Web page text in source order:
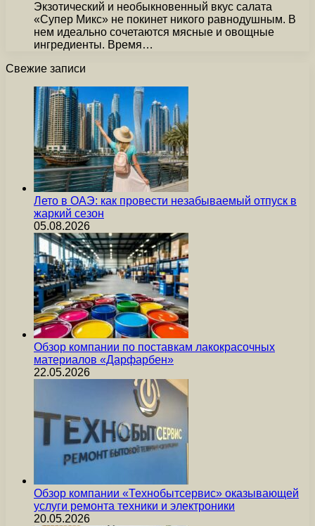
Экзотический и необыкновенный вкус салата
«Супер Микс» не покинет никого равнодушным. В
нем идеально сочетаются мясные и овощные
ингредиенты. Время…
Свежие записи
Лето в ОАЭ: как провести незабываемый отпуск в
жаркий сезон
05.08.2026
Обзор компании по поставкам лакокрасочных
материалов «Дарфарбен»
22.05.2026
Обзор компании «Технобытсервис» оказывающей
услуги ремонта техники и электроники
20.05.2026